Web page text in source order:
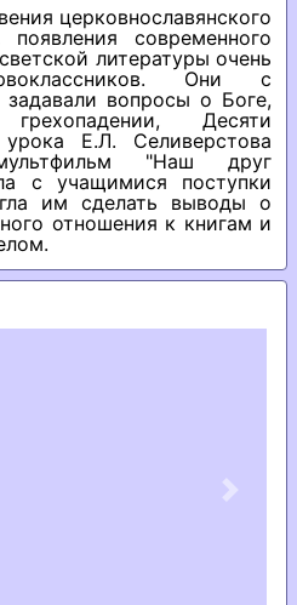
церковнославянского
современного
литературы очень
Они с
вопросы о Боге,
Десяти
Е.Л. Селиверстова
"Наш друг
с учащимися поступки
им сделать выводы о
отношения к книгам и
Next